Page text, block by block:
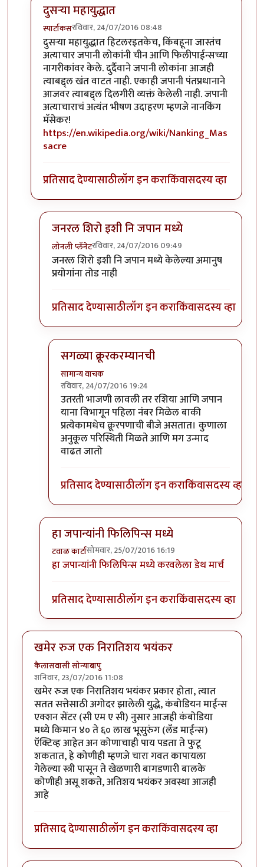
दुसर्‍या महायुद्धात
स्पार्टाकसरविवार, 24/07/2016 08:48
In reply toअद्भुतbyनाखु
दुसर्‍या महायुद्धात हिटलरइतकेच, किंबहूना जास्तंच
अत्याचार जपानी लोकांनी चीन आणि फिलीपाईन्सच्या
नागरीकांवर केले. दुर्दैवाने जपानी लोकांना आजही
त्याबद्द्ल खंत वाटत नाही. एकाही जपानी पंतप्रधानाने
आजवर त्याबद्द्ल दिलगीरी व्यक्तं केलेली नाही. जपानी
अत्याचाराचं अत्यंत भीषण उदाहरण म्हणजे नानकिंग
मॅसेकर!
https://en.wikipedia.org/wiki/Nanking_Mas
sacre
प्रतिसाद देण्यासाठीलॉग इन कराकिंवासदस्य व्हा
जनरल शिरो इशी नि जपान मध्ये
लोनली प्लॅनेटरविवार, 24/07/2016 09:49
In reply toदुसर्‍या महायुद्धातbyस्पार्टाकस
जनरल शिरो इशी नि जपान मध्ये केलेल्या अमानुष
प्रयोगांना तोड नाही
प्रतिसाद देण्यासाठीलॉग इन कराकिंवासदस्य व्हा
सगळ्या क्रूरकरम्यानची
सामान्य वाचक
रविवार, 24/07/2016 19:24
In reply toजनरल शिरो इशी नि जपान मध्येby
उतरती भाजणी लावली तर रशिया आणि जपान
याना विभागून पहिला नंबर मिळेल बाकी
प्रत्येकामधेच क्रूरपणाची बीजे असतात। कुणाला
अनुकूल परिस्थिती मिळते आणि मग उन्माद
वाढत जातो
प्रतिसाद देण्यासाठीलॉग इन कराकिंवासदस्य व्हा
हा जपान्यांनी फिलिपिन्स मध्ये
टवाळ कार्टासोमवार, 25/07/2016 16:19
In reply toदुसर्‍या महायुद्धातbyस्पार्टाकस
हा जपान्यांनी फिलिपिन्स मध्ये करवलेला डेथ मार्च
प्रतिसाद देण्यासाठीलॉग इन कराकिंवासदस्य व्हा
खमेर रुज एक निरातिशय भयंकर
कैलासवासी सोन्याबापु
शनिवार, 23/07/2016 11:08
खमेर रुज एक निरातिशय भयंकर प्रकार होता, त्यात
सतत सत्तेसाठी अगोदर झालेली युद्धे, कंबोडियन माईन्स
एक्शन सेंटर (सी एम ए सी) नुसार आजही कंबोडिया
मध्ये किमान ४० ते ६० लाख भूसुरुंग (लँड माईन्स)
ऍक्टिव्ह आहेत अन कोणाचाही पाय पडता ते फुटू
शकतात, हे कोणीही म्हणजे चारा गवत कापायला
गेलेल्या स्त्री पासून ते खेळणारी बागडणारी बालके
कोणीही असू शकते, अतिशय भयंकर अवस्था आजही
आहे
प्रतिसाद देण्यासाठीलॉग इन कराकिंवासदस्य व्हा